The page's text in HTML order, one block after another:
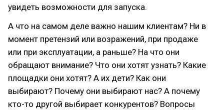
увидеть возможности для запуска.
А что на самом деле важно нашим клиентам? Ни в
момент претензий или возражений, при продаже
или при эксплуатации, а раньше? На что они
обращают внимание? Что они хотят узнать? Какие
площадки они хотят? А их дети? Как они
выбирают? Почему они выбирают нас? А почему
кто-то другой выбирает конкурентов? Вопросы